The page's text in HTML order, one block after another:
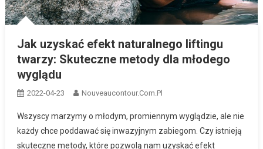
Jak uzyskać efekt naturalnego liftingu
twarzy: Skuteczne metody dla młodego
wyglądu
2022-04-23 Nouveaucontour.com.pl
Wszyscy marzymy o młodym, promiennym wyglądzie, ale nie
każdy chce poddawać się inwazyjnym zabiegom. Czy istnieją
skuteczne metody, które pozwolą nam uzyskać efekt